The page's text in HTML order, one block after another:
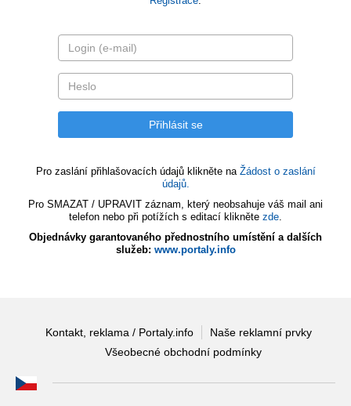
Pro zaslání přihlašovacích údajů klikněte na Žádost o zaslání
údajů.
Pro SMAZAT / UPRAVIT záznam, který neobsahuje váš mail ani
telefon nebo při potížích s editací klikněte zde.
Objednávky garantovaného přednostního umístění a dalších
služeb: www.portaly.info
Kontakt, reklama / Portaly.info
Naše reklamní prvky
Všeobecné obchodní podmínky